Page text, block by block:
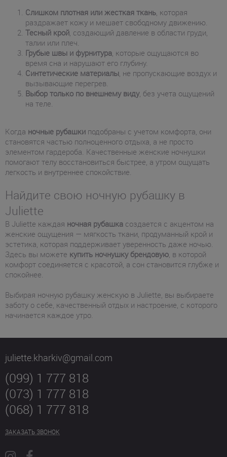
Слишком плотная или жесткая ткань, которая
раздражает кожу и мешает свободному движению.
Тесный крой, создающий давление в области груди,
талии или плеч.
Грубые швы и фурнитура, которые ощущаются во
время сна и нарушают его глубину.
Синтетические материалы, не пропускающие воздух и
вызывающие перегрев.
Выбор только по внешнему виду, без учета ощущений
на теле.
Когда ночные рубашки подобраны с учетом комфорта, они
становятся частью полноценного отдыха, а не просто
элементом гардероба. Качественные женские ночнушки
помогают телу восстановиться быстрее, а утром ощущать
легкость и внутреннее спокойствие.
Найдите свою ночную рубашку в
Juliette
В Juliette каждая ночная рубашка создается с акцентом на
женские ощущения — мягкость ткани, продуманный крой и
эстетика, которая поддерживает уверенность даже ночью.
Здесь вы можете купить ночнушку брендовую, в которой
комфорт соединяется с красотой, а сон становится глубже и
спокойнее.
Выбирая ночную рубашку женскую в Juliette, вы выбираете
заботу о себе, качественный отдых и настроение, с которого
начинается каждое утро.
juliette.kharkiv@gmail.com
(099) 1 777 818
(073) 1 777 818
(068) 1 777 818
ЗАКАЗАТЬ ЗВОНОК